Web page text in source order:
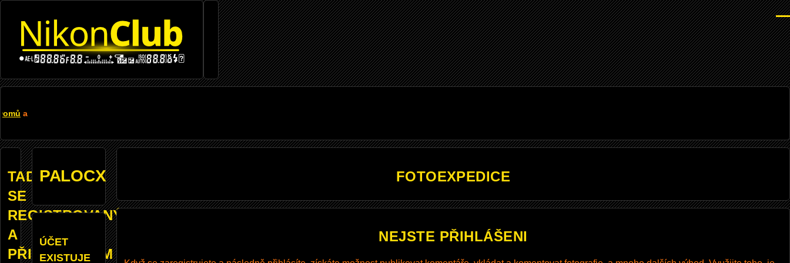
DROBEČKOVÁ
a
TADY
SE
REGISTROVANÝM
A
PŘIHLÁŠENÝM
PALOCX
ÚČET
EXISTUJE
FOTOEXPEDICE
NEJSTE PŘIHLÁŠENI